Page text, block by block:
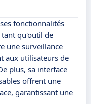
fonctionnalités
tant qu'outil de
une surveillance
aux utilisateurs de
plus, sa interface
offrent une
garantissant une